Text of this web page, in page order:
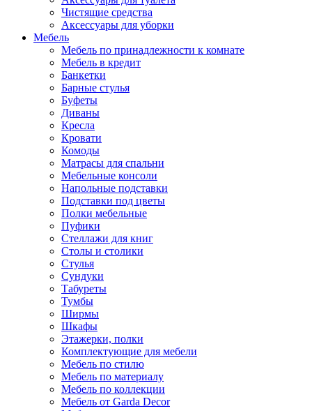
Чистящие средства
Аксессуары для уборки
Мебель
Мебель по принадлежности к комнате
Мебель в кредит
Банкетки
Барные стулья
Буфеты
Диваны
Кресла
Кровати
Комоды
Матрасы для спальни
Мебельные консоли
Напольные подставки
Подставки под цветы
Полки мебельные
Пуфики
Стеллажи для книг
Столы и столики
Стулья
Сундуки
Табуреты
Тумбы
Ширмы
Шкафы
Этажерки, полки
Комплектующие для мебели
Мебель по стилю
Мебель по материалу
Мебель по коллекции
Мебель от Garda Decor